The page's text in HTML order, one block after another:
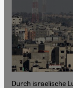
Durch israelische